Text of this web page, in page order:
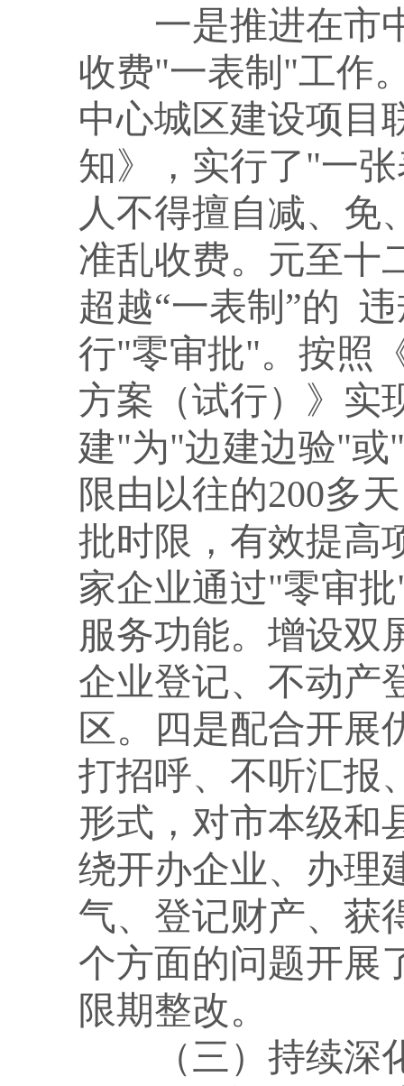
一是推进在市
收费"一表制"工作
中心城区建设项目
知》，实行了"一
人不得擅自减、免
准乱收费。 元至十
超越“一表制”的
行"零审批"。按照
方案（试行）》实
建"为"边建边验"或
限由以往的200多
批时限，有效提高
家企业通过"零审
服务功能。增设双
企业登记、不动产
区。四是配合开展
打招呼、不听汇报
形式，对市本级和
绕开办企业、办理
气、登记财产、获
个方面的问题开展
限期整改。
（三）持续